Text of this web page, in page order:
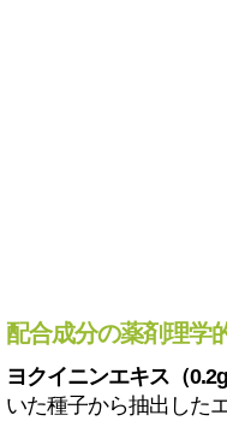
配合成分の薬剤理学
ヨクイニンエキス（0.2g
いた種子から抽出した